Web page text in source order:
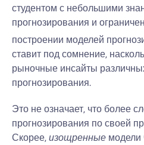
студентом с небольшими
прогнозирования и
построении моделей
ставит под сомнение,
рыночные инсайты
прогнозирования.
Это не означает, что более
прогнозирования по своей
Скорее, изощренные модели